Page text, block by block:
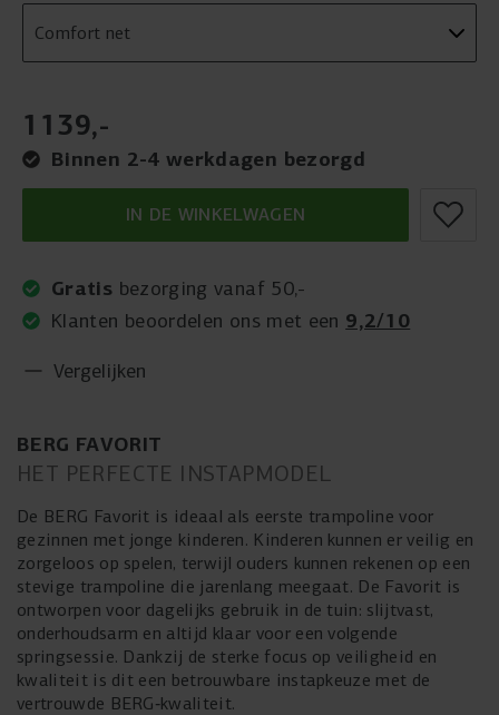
BERG FAVORIT
HET PERFECTE INSTAPMODEL
De BERG Favorit is ideaal als eerste trampoline voor
gezinnen met jonge kinderen. Kinderen kunnen er veilig en
zorgeloos op spelen, terwijl ouders kunnen rekenen op een
stevige trampoline die jarenlang meegaat. De Favorit is
ontworpen voor dagelijks gebruik in de tuin: slijtvast,
onderhoudsarm en altijd klaar voor een volgende
springsessie. Dankzij de sterke focus op veiligheid en
kwaliteit is dit een betrouwbare instapkeuze met de
vertrouwde BERG‑kwaliteit.
1139,-
Binnen 2-4 werkdagen bezorgd
IN DE WINKELWAGEN
Gratis bezorging vanaf 50,-
Klanten beoordelen ons met een 9,2/10
Vergelijken